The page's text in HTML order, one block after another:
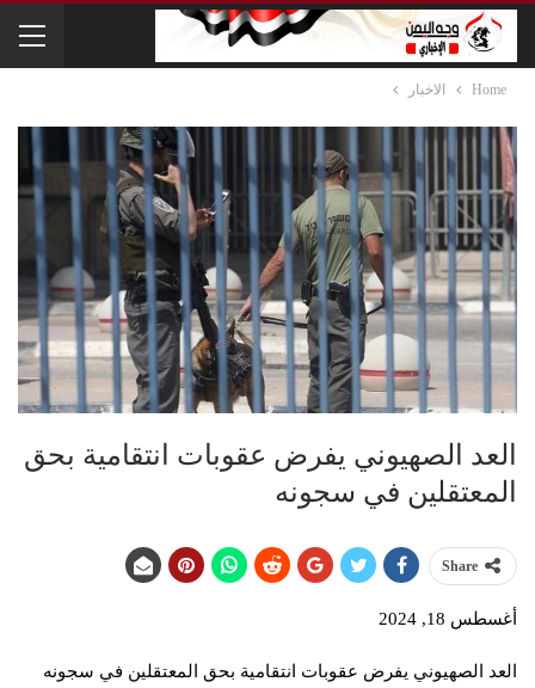
Home الاخبار
العد الصهيوني يفرض عقوبات انتقامية بحق
المعتقلين في سجونه
Share
أغسطس 18, 2024
العد الصهيوني يفرض عقوبات انتقامية بحق المعتقلين في سجونه